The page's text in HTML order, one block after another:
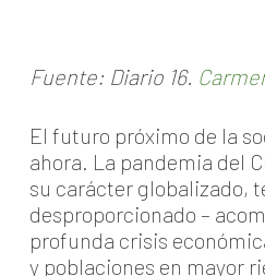
Fuente: Diario 16.
El futuro próximo de la
ahora. La pandemia del
su carácter globalizado,
desproporcionado –
profunda crisis
y poblaciones en mayor